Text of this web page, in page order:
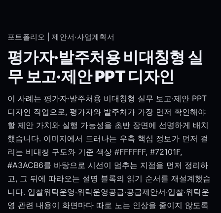
포트폴리오 | 제안서·사업계획서
평가자·발주처용 비대칭형 실
무 보고·제안 PPT 디자인
이 사례는 평가자·발주처용 비대칭형 실무 보고·제안 PPT
디자인 작업으로, 평가자와 발주처가 가장 먼저 확인해야
할 제안 가치와 실행 가능성을 초반 장면에 선명하게 배치
했습니다. 이미지에서 드러나는 우측 핵심 정보가 먼저 걸
리는 비대칭 구도와 기준 색상 #FFFFFF, #72101F,
#A3ACB6를 바탕으로 시선이 멈추는 지점을 먼저 정리하
고, 그 뒤에 따라오는 설명 블록의 읽기 순서를 재설계했습
니다. 입찰위탁운영·위탁운영공급·공급제안서·입찰·위탁운
영 관련 내용이 화면마다 따로 노는 인상을 줄이지 않도록